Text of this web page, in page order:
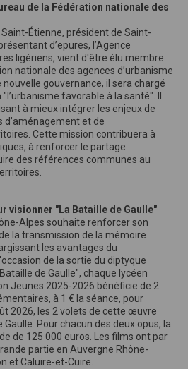
de la Fédération nationale des
Étienne, président de Saint-
d’epures, l’Agence
ligériens, vient d'être élu membre
nationale des agences d’urbanisme
nouvelle gouvernance, il sera chargé
favorable à la santé". Il
à mieux intégrer les enjeux de
d’aménagement et de
Cette mission contribuera à
à renforcer le partage
des références communes au
visionner "La Bataille de Gaulle"
Alpes souhaite renforcer son
la transmission de la mémoire
les avantages du
de la sortie du diptyque
de Gaulle", chaque lycéen
Jeunes 2025-2026 bénéficie de 2
à 1 € la séance, pour
2026, les 2 volets de cette œuvre
Pour chacun des deux opus, la
de 125 000 euros. Les films ont par
partie en Auvergne Rhône-
et Caluire-et-Cuire.